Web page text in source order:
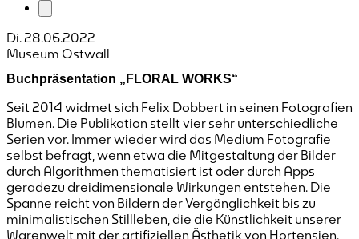
Di. 28.06.2022
Museum Ostwall
Buchpräsentation „FLORAL WORKS“
Seit 2014 widmet sich Felix Dobbert in seinen Fotografien
Blumen. Die Publikation stellt vier sehr unterschiedliche
Serien vor. Immer wieder wird das Medium Fotografie
selbst befragt, wenn etwa die Mitgestaltung der Bilder
durch Algorithmen thematisiert ist oder durch Apps
geradezu dreidimensionale Wirkungen entstehen. Die
Spanne reicht von Bildern der Vergänglichkeit bis zu
minimalistischen Stillleben, die die Künstlichkeit unserer
Warenwelt mit der artifiziellen Ästhetik von Hortensien.